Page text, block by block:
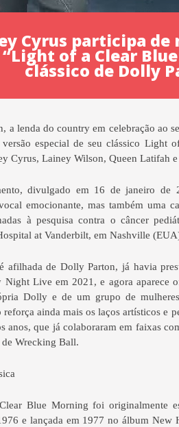
Cyrus participa de
“Light of a Clear
clássico de Dolly
a lenda do country em celebração ao
especial de seu clássico Light
Cyrus, Lainey Wilson, Queen Latifah
divulgado em 16 de janeiro de
emocionante, mas também uma
à pesquisa contra o câncer
at Vanderbilt, em Nashville
afilhada de Dolly Parton, já havia
Night Live em 2021, e agora aparece
Dolly e de um grupo de
reforça ainda mais os laços artísticos e
anos, que já colaboraram em faixas
de Wrecking Ball.
Blue Morning foi originalmente
e lançada em 1977 no álbum